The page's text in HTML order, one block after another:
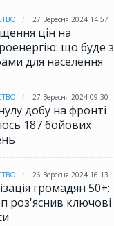
27 Вересня 2024 14:57
цін на
що буде з
для населення
27 Вересня 2024 09:30
добу на фронті
187 бойових
26 Вересня 2024 16:13
громадян 50+:
роз'яснив ключові